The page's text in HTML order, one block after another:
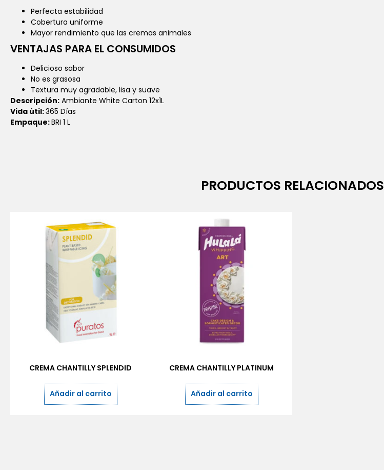
Perfecta estabilidad
Cobertura uniforme
Mayor rendimiento que las cremas animales
VENTAJAS PARA EL CONSUMIDOS
Delicioso sabor
No es grasosa
Textura muy agradable, lisa y suave
Descripción: Ambiante White Carton 12x1L
Vida útil:365 Días
Empaque:BRI 1 L
PRODUCTOS RELACIONADOS
CREMA CHANTILLY SPLENDID
Añadir al carrito
CREMA CHANTILLY PLATINUM
Añadir al carrito